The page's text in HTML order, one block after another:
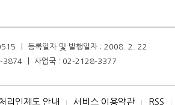
ㅣ 등록일자 및 발행일자 : 2008. 2. 22
3874 ㅣ 사업국 : 02-2128-3377
리인제도 안내 I 서비스 이용약관 I RSS I